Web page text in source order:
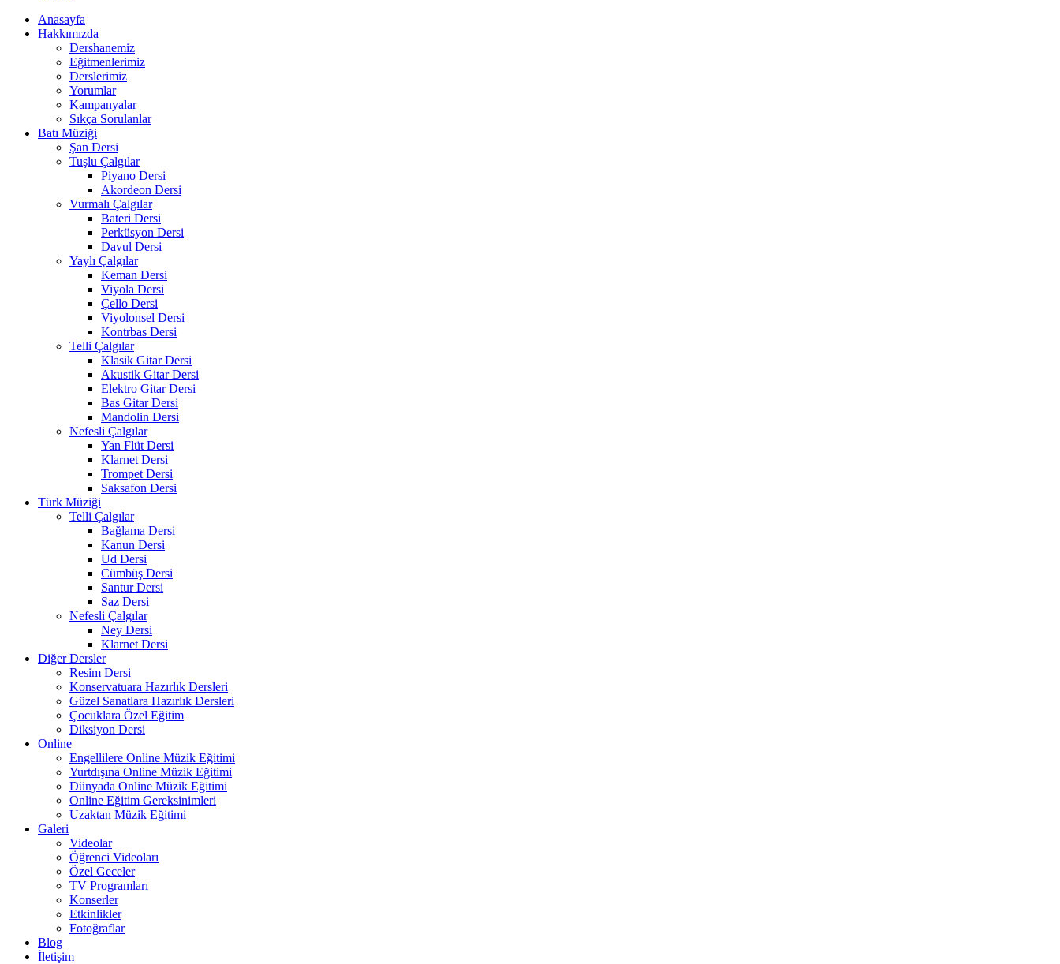
Anasayfa
Hakkımızda
Dershanemiz
Eğitmenlerimiz
Derslerimiz
Yorumlar
Kampanyalar
Sıkça Sorulanlar
Batı Müziği
Şan Dersi
Tuşlu Çalgılar
Piyano Dersi
Akordeon Dersi
Vurmalı Çalgılar
Bateri Dersi
Perküsyon Dersi
Davul Dersi
Yaylı Çalgılar
Keman Dersi
Viyola Dersi
Çello Dersi
Viyolonsel Dersi
Kontrbas Dersi
Telli Çalgılar
Klasik Gitar Dersi
Akustik Gitar Dersi
Elektro Gitar Dersi
Bas Gitar Dersi
Mandolin Dersi
Nefesli Çalgılar
Yan Flüt Dersi
Klarnet Dersi
Trompet Dersi
Saksafon Dersi
Türk Müziği
Telli Çalgılar
Bağlama Dersi
Kanun Dersi
Ud Dersi
Cümbüş Dersi
Santur Dersi
Saz Dersi
Nefesli Çalgılar
Ney Dersi
Klarnet Dersi
Diğer Dersler
Resim Dersi
Konservatuara Hazırlık Dersleri
Güzel Sanatlara Hazırlık Dersleri
Çocuklara Özel Eğitim
Diksiyon Dersi
Online
Engellilere Online Müzik Eğitimi
Yurtdışına Online Müzik Eğitimi
Dünyada Online Müzik Eğitimi
Online Eğitim Gereksinimleri
Uzaktan Müzik Eğitimi
Galeri
Videolar
Öğrenci Videoları
Özel Geceler
TV Programları
Konserler
Etkinlikler
Fotoğraflar
Blog
İletişim